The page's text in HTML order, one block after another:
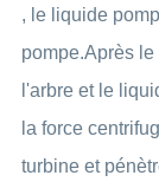
, le liquide
pompe.Après
l'arbre et le
la force
turbine et